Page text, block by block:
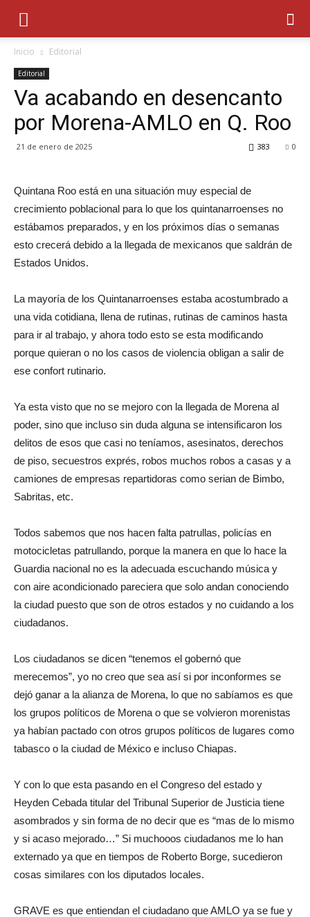
Inicio Editorial
Editorial
Va acabando en desencanto
por Morena-AMLO en Q. Roo
21 de enero de 2025 0
383
Quintana Roo está en una situación muy especial de
crecimiento poblacional para lo que los quintanarroenses no
estábamos preparados, y en los próximos días o semanas
esto crecerá debido a la llegada de mexicanos que saldrán de
Estados Unidos.
La mayoría de los Quintanarroenses estaba acostumbrado a
una vida cotidiana, llena de rutinas, rutinas de caminos hasta
para ir al trabajo, y ahora todo esto se esta modificando
porque quieran o no los casos de violencia obligan a salir de
ese confort rutinario.
Ya esta visto que no se mejoro con la llegada de Morena al
poder, sino que incluso sin duda alguna se intensificaron los
delitos de esos que casi no teníamos, asesinatos, derechos
de piso, secuestros exprés, robos muchos robos a casas y a
camiones de empresas repartidoras como serian de Bimbo,
Sabritas, etc.
Todos sabemos que nos hacen falta patrullas, policías en
motocicletas patrullando, porque la manera en que lo hace la
Guardia nacional no es la adecuada escuchando música y
con aire acondicionado pareciera que solo andan conociendo
la ciudad puesto que son de otros estados y no cuidando a los
ciudadanos.
Los ciudadanos se dicen “tenemos el gobernó que
merecemos”, yo no creo que sea así si por inconformes se
dejó ganar a la alianza de Morena, lo que no sabíamos es que
los grupos políticos de Morena o que se volvieron morenistas
ya habían pactado con otros grupos políticos de lugares como
tabasco o la ciudad de México e incluso Chiapas.
Y con lo que esta pasando en el Congreso del estado y
Heyden Cebada titular del Tribunal Superior de Justicia tiene
asombrados y sin forma de no decir que es “mas de lo mismo
y si acaso mejorado…” Si muchooos ciudadanos me lo han
externado ya que en tiempos de Roberto Borge, sucedieron
cosas similares con los diputados locales.
GRAVE es que entiendan el ciudadano que AMLO ya se fue y